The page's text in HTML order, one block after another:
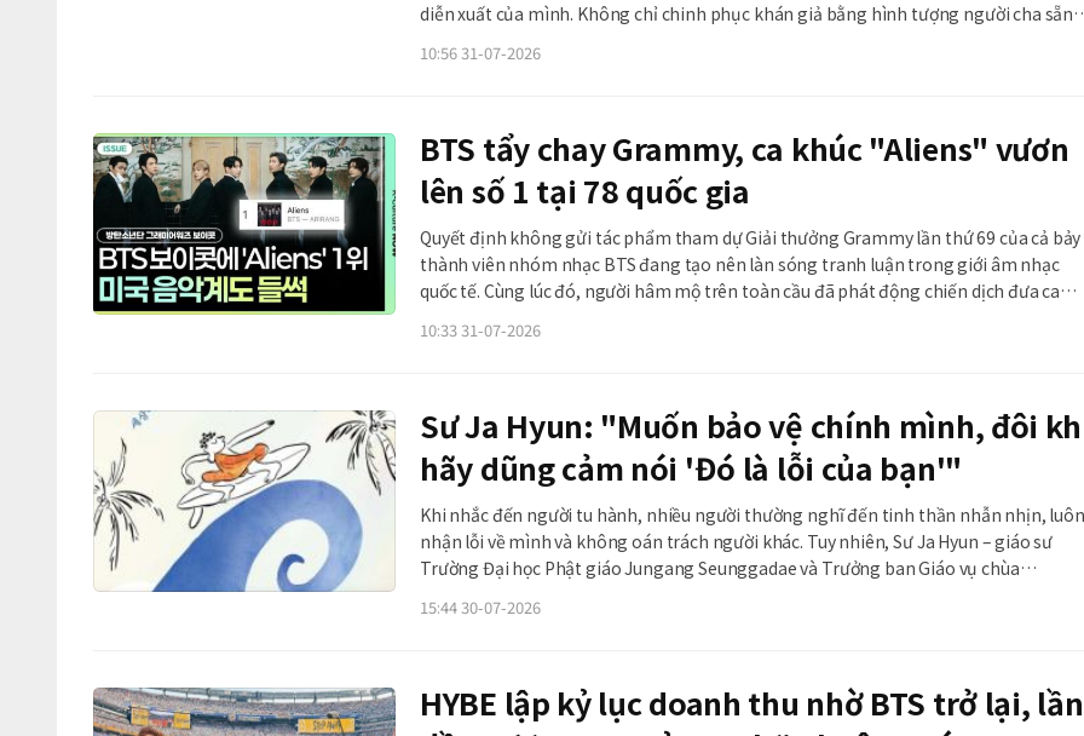
diễn xuất của mình. Không chỉ chinh phục khán giả bằng hình tượng người cha sẵn
tiết chế cùng những màn hành động đầy sứ
10:56 31-07-2026
BTS tẩy chay Grammy, ca khúc "Aliens" vươn
lên số 1 tại 78 quốc gia
Quyết định không gửi tác phẩm tham dự Giải thưởng Grammy lần thứ 69 của cả bảy
thành viên nhóm nhạc BTS đang tạo nên làn sóng tranh luận trong giới âm nhạc
quốc tế. Cùng lúc đó, người hâm mộ trên toàn cầu đã phát động chiến dịch đưa ca
78 quốc gia
10:33 31-07-2026
Sư Ja Hyun: "Muốn bảo vệ chính mình, đôi
hãy dũng cảm nói 'Đó là lỗi của bạn'"
Khi nhắc đến người tu hành, nhiều người thường nghĩ đến tinh thần nhẫn nhịn, luôn
nhận lỗi về mình và không oán trách người khác. Tuy nhiên, Sư Ja Hyun – giáo sư
Trường Đại học Phật giáo Jungang Seunggadae và Trưởng ban Giáo vụ chùa
cảm xúc của Đức Phật (부처의 감정 수
15:44 30-07-2026
HYBE lập kỷ lục doanh thu nhờ BTS trở lại, lần